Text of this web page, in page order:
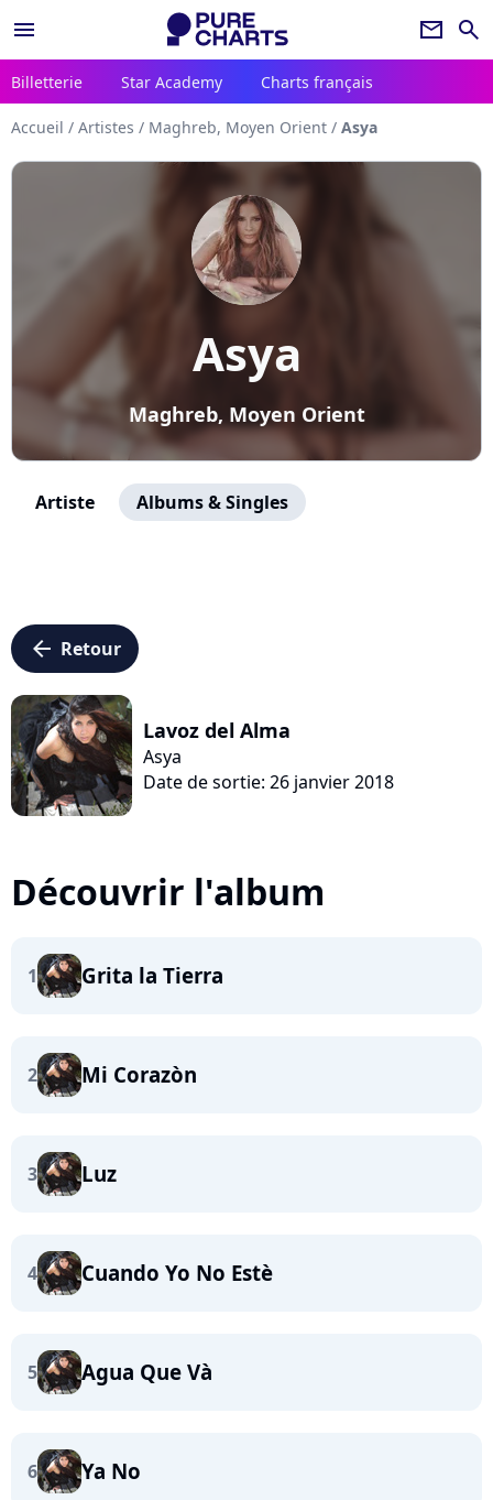
menu newsletter search
Billetterie Star Academy Charts français
Accueil / Artistes / Maghreb, Moyen Orient / Asya
Asya
Maghreb, Moyen Orient
Artiste Albums & Singles
arrow_left Retour
Lavoz del Alma
Asya
Date de sortie: 26 janvier 2018
Découvrir l'album
1 Grita la Tierra
2 Mi Corazòn
3 Luz
4 Cuando Yo No Estè
5 Agua Que Và
6 Ya No